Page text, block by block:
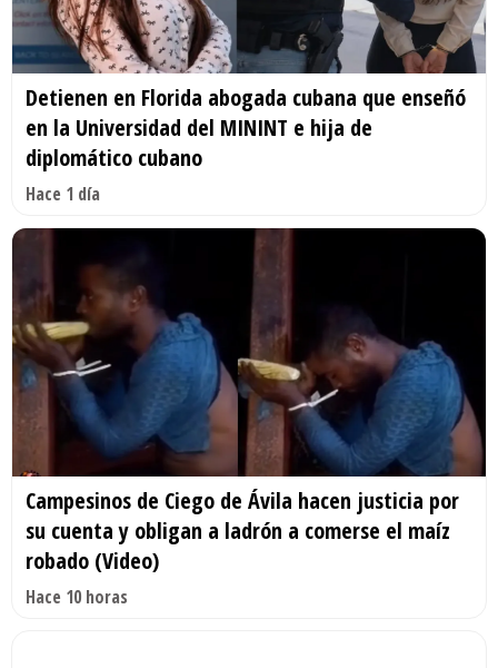
Detienen en Florida abogada cubana que enseñó
en la Universidad del MININT e hija de
diplomático cubano
Hace 1 día
Campesinos de Ciego de Ávila hacen justicia por
su cuenta y obligan a ladrón a comerse el maíz
robado (Video)
Hace 10 horas